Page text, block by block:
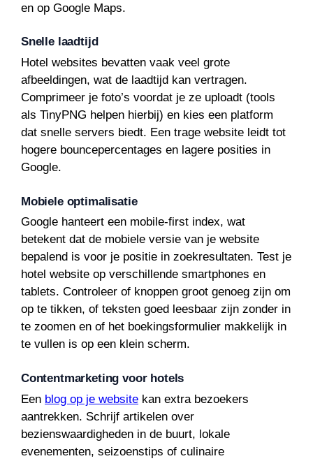
en op Google Maps.
Snelle laadtijd
Hotel websites bevatten vaak veel grote
afbeeldingen, wat de laadtijd kan vertragen.
Comprimeer je foto’s voordat je ze uploadt (tools
als TinyPNG helpen hierbij) en kies een platform
dat snelle servers biedt. Een trage website leidt tot
hogere bouncepercentages en lagere posities in
Google.
Mobiele optimalisatie
Google hanteert een mobile-first index, wat
betekent dat de mobiele versie van je website
bepalend is voor je positie in zoekresultaten. Test je
hotel website op verschillende smartphones en
tablets. Controleer of knoppen groot genoeg zijn om
op te tikken, of teksten goed leesbaar zijn zonder in
te zoomen en of het boekingsformulier makkelijk in
te vullen is op een klein scherm.
Contentmarketing voor hotels
Een blog op je website kan extra bezoekers
aantrekken. Schrijf artikelen over
bezienswaardigheden in de buurt, lokale
evenementen, seizoenstips of culinaire